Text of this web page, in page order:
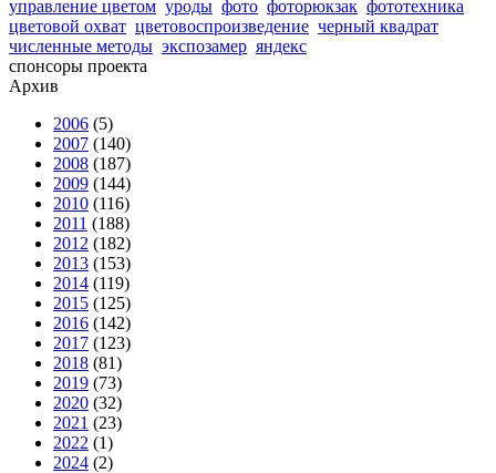
управление цветом уроды фото фоторюкзак фототехника
цветовой охват цветовоспроизведение черный квадрат
численные методы экспозамер яндекс
спонсоры проекта
Архив
2006 (5)
2007 (140)
2008 (187)
2009 (144)
2010 (116)
2011 (188)
2012 (182)
2013 (153)
2014 (119)
2015 (125)
2016 (142)
2017 (123)
2018 (81)
2019 (73)
2020 (32)
2021 (23)
2022 (1)
2024 (2)